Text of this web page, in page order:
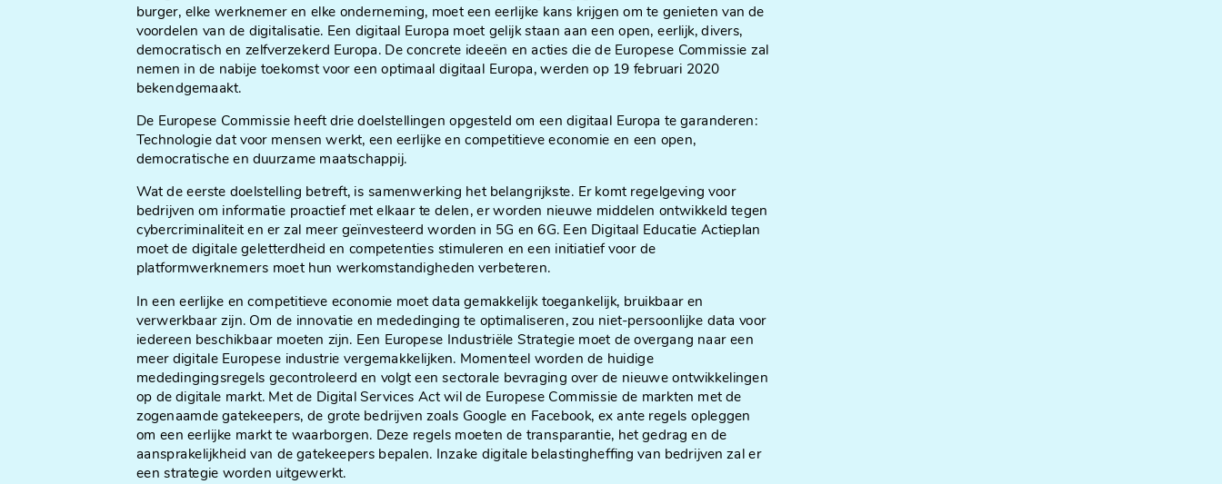
burger, elke werknemer en elke onderneming, moet een eerlijke kans krijgen om te genieten van de
voordelen van de digitalisatie. Een digitaal Europa moet gelijk staan aan een open, eerlijk, divers,
democratisch en zelfverzekerd Europa. De concrete ideeën en acties die de Europese Commissie zal
nemen in de nabije toekomst voor een optimaal digitaal Europa, werden op 19 februari 2020
bekendgemaakt.
De Europese Commissie heeft drie doelstellingen opgesteld om een digitaal Europa te garanderen:
Technologie dat voor mensen werkt, een eerlijke en competitieve economie en een open,
democratische en duurzame maatschappij.
Wat de eerste doelstelling betreft, is samenwerking het belangrijkste. Er komt regelgeving voor
bedrijven om informatie proactief met elkaar te delen, er worden nieuwe middelen ontwikkeld tegen
cybercriminaliteit en er zal meer geïnvesteerd worden in 5G en 6G. Een Digitaal Educatie Actieplan
moet de digitale geletterdheid en competenties stimuleren en een initiatief voor de
platformwerknemers moet hun werkomstandigheden verbeteren.
In een eerlijke en competitieve economie moet data gemakkelijk toegankelijk, bruikbaar en
verwerkbaar zijn. Om de innovatie en mededinging te optimaliseren, zou niet-persoonlijke data voor
iedereen beschikbaar moeten zijn. Een Europese Industriële Strategie moet de overgang naar een
meer digitale Europese industrie vergemakkelijken. Momenteel worden de huidige
mededingingsregels gecontroleerd en volgt een sectorale bevraging over de nieuwe ontwikkelingen
op de digitale markt. Met de Digital Services Act wil de Europese Commissie de markten met de
zogenaamde gatekeepers, de grote bedrijven zoals Google en Facebook, ex ante regels opleggen
om een eerlijke markt te waarborgen. Deze regels moeten de transparantie, het gedrag en de
aansprakelijkheid van de gatekeepers bepalen. Inzake digitale belastingheffing van bedrijven zal er
een strategie worden uitgewerkt.